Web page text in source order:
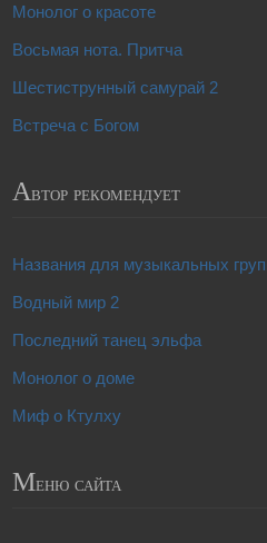
Монолог о красоте
Восьмая нота. Притча
Шестиструнный самурай 2
Встреча с Богом
Автор рекомендует
Названия для музыкальных
Водный мир 2
Последний танец эльфа
Монолог о доме
Миф о Ктулху
Меню сайта